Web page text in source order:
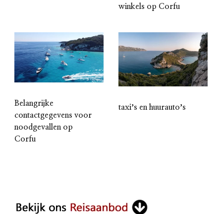
winkels op Corfu
Belangrijke
contactgegevens voor
noodgevallen op
Corfu
taxiʼs en huurautoʼs